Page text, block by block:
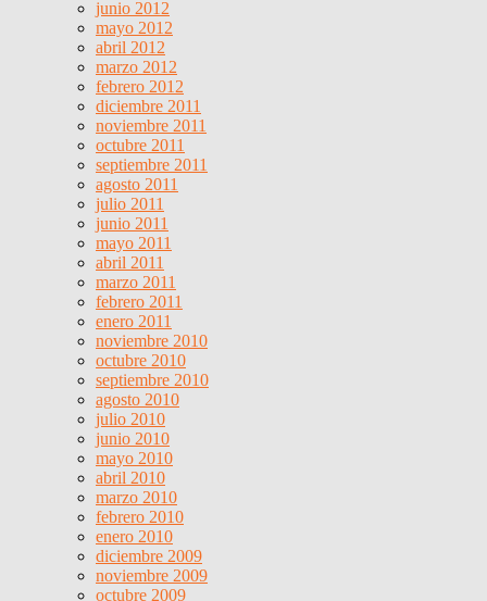
junio 2012
mayo 2012
abril 2012
marzo 2012
febrero 2012
diciembre 2011
noviembre 2011
octubre 2011
septiembre 2011
agosto 2011
julio 2011
junio 2011
mayo 2011
abril 2011
marzo 2011
febrero 2011
enero 2011
noviembre 2010
octubre 2010
septiembre 2010
agosto 2010
julio 2010
junio 2010
mayo 2010
abril 2010
marzo 2010
febrero 2010
enero 2010
diciembre 2009
noviembre 2009
octubre 2009